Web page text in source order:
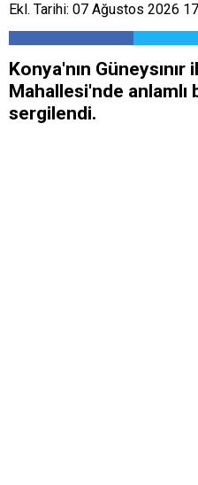
Ekl. Tarihi: 07 Ağustos 2026
Konya'nın
Mahallesi'nde anlamlı
sergilendi.